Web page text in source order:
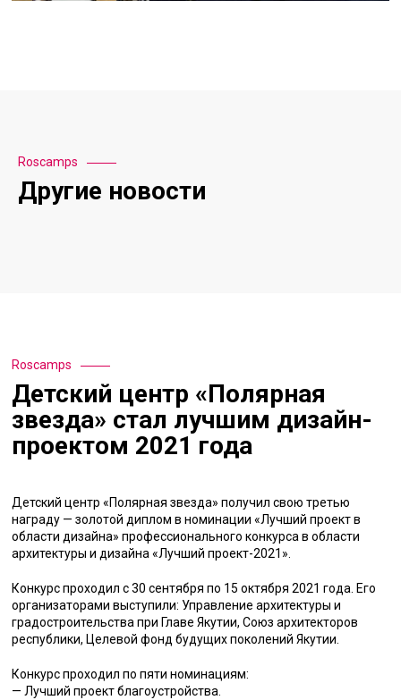
Roscamps
Другие новости
Roscamps
Детский центр «Полярная
звезда» стал лучшим дизайн-
проектом 2021 года
Детский центр «Полярная звезда» получил свою третью
награду — золотой диплом в номинации «Лучший проект в
области дизайна» профессионального конкурса в области
архитектуры и дизайна «Лучший проект-2021».
Конкурс проходил с 30 сентября по 15 октября 2021 года. Его
организаторами выступили: Управление архитектуры и
градостроительства при Главе Якутии, Союз архитекторов
республики, Целевой фонд будущих поколений Якутии.
Конкурс проходил по пяти номинациям:
— Лучший проект благоустройства.